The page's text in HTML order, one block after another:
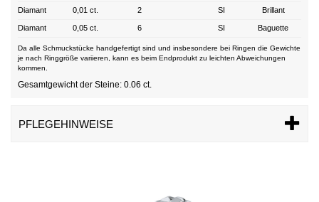
Diamant
0,01 ct. 2 SI Brillant
Diamant 0,05 ct. 6 SI Baguette
Da alle Schmuckstücke handgefertigt sind und insbesondere bei Ringen die Gewichte
je nach Ringgröße variieren, kann es beim Endprodukt zu leichten Abweichungen
kommen.
Gesamtgewicht der Steine: 0.06 ct.
PFLEGEHINWEISE